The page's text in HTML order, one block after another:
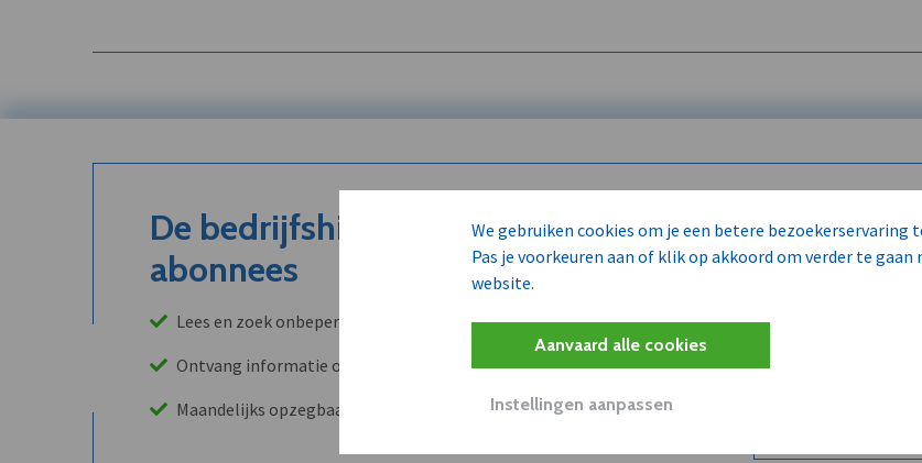
We gebruiken cookies om je een betere bezoekerservaring
Pas je voorkeuren aan of klik op akkoord om verder te gaan
website.
Aanvaard alle cookies
Instellingen aanpassen
De bedrijfshistoriek is enkel voor
abonnees
Lees en zoek onbeperkt in onze archieven
Ontvang informatie over leads, klanten, concurrenten en/of partners
Maandelijks opzegbaar
Wilt u niet enkel
Word dVO